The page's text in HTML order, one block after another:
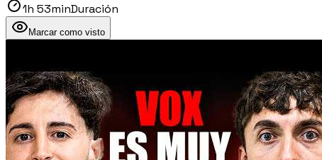
1h 53minDuración
Marcar como visto